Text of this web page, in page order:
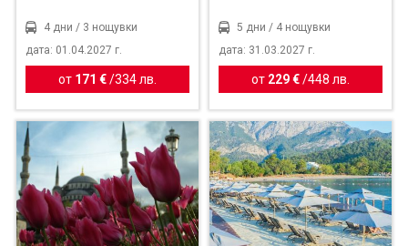
4 дни / 3 нощувки
дата: 01.04.2027 г.
от 171 € /334 лв.
5 дни / 4 нощувки
дата: 31.03.2027 г.
от 229 €/448 лв.